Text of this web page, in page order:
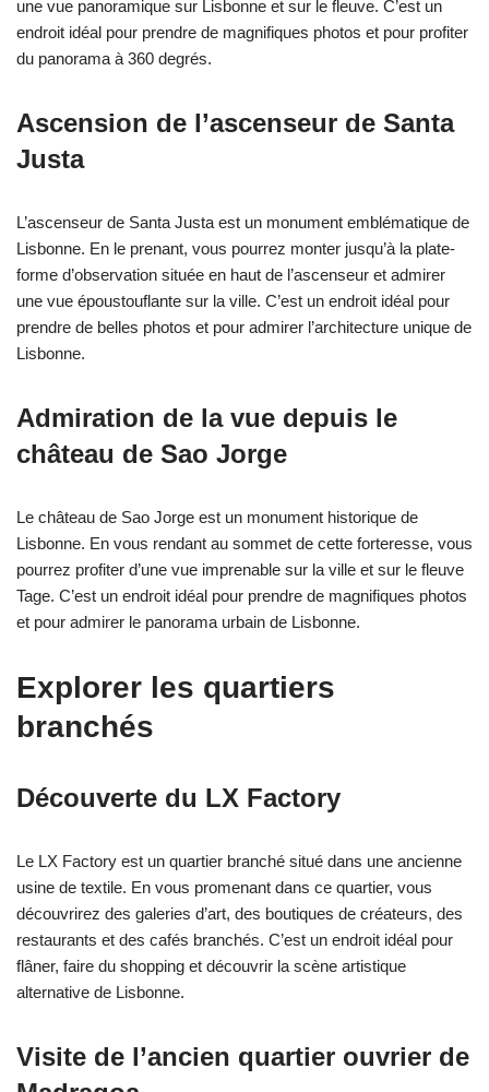
une vue panoramique sur Lisbonne et sur le fleuve. C’est un
endroit idéal pour prendre de magnifiques photos et pour profiter
du panorama à 360 degrés.
Ascension de l’ascenseur de Santa
Justa
L’ascenseur de Santa Justa est un monument emblématique de
Lisbonne. En le prenant, vous pourrez monter jusqu’à la plate-
forme d’observation située en haut de l’ascenseur et admirer
une vue époustouflante sur la ville. C’est un endroit idéal pour
prendre de belles photos et pour admirer l’architecture unique de
Lisbonne.
Admiration de la vue depuis le
château de Sao Jorge
Le château de Sao Jorge est un monument historique de
Lisbonne. En vous rendant au sommet de cette forteresse, vous
pourrez profiter d’une vue imprenable sur la ville et sur le fleuve
Tage. C’est un endroit idéal pour prendre de magnifiques photos
et pour admirer le panorama urbain de Lisbonne.
Explorer les quartiers
branchés
Découverte du LX Factory
Le LX Factory est un quartier branché situé dans une ancienne
usine de textile. En vous promenant dans ce quartier, vous
découvrirez des galeries d’art, des boutiques de créateurs, des
restaurants et des cafés branchés. C’est un endroit idéal pour
flâner, faire du shopping et découvrir la scène artistique
alternative de Lisbonne.
Visite de l’ancien quartier ouvrier de